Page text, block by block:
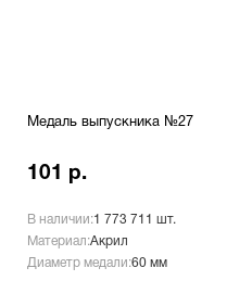
Медаль выпускника №27
101 р.
В наличии:1 773 711 шт.
Материал:Акрил
Диаметр медали:60 мм